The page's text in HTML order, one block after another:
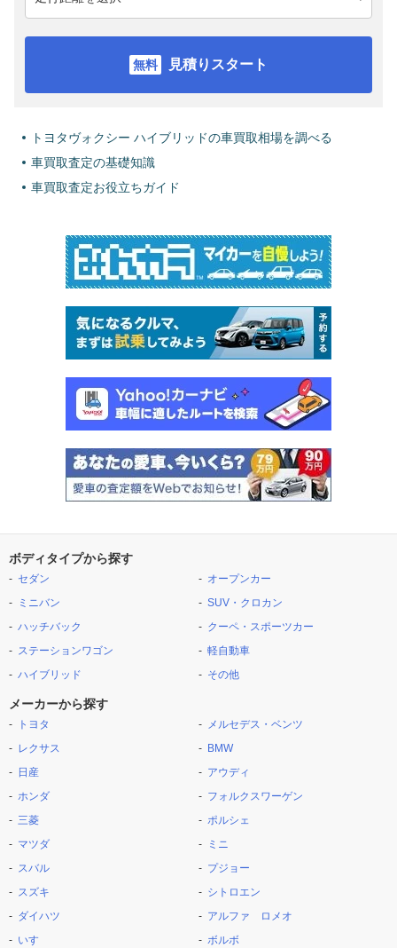
見積りスタート
トヨタヴォクシー ハイブリッドの車買取相場を調べる
車買取査定の基礎知識
車買取査定お役立ちガイド
ボディタイプから探す
セダン
ミニバン
ハッチバック
ステーションワゴン
ハイブリッド
オープンカー
SUV・クロカン
クーペ・スポーツカー
軽自動車
その他
メーカーから探す
トヨタ
レクサス
日産
ホンダ
三菱
マツダ
スバル
スズキ
ダイハツ
いすゞ
メルセデス・ベンツ
BMW
アウディ
フォルクスワーゲン
ポルシェ
ミニ
プジョー
シトロエン
アルファ ロメオ
ボルボ